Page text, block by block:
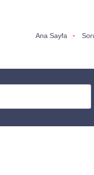
Ana Sayfa